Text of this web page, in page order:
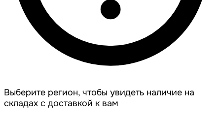
Выберите регион, чтобы увидеть наличие на
складах с доставкой к вам